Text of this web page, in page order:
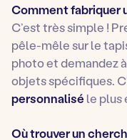
Comment fabriquer
C’est très simple !
pêle-mêle sur le
photo et demandez
objets spécifiques.
personnalisé le plus
Où trouver un